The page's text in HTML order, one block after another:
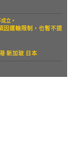
立。
因運輸限制，也暫不提
新加玻 日本